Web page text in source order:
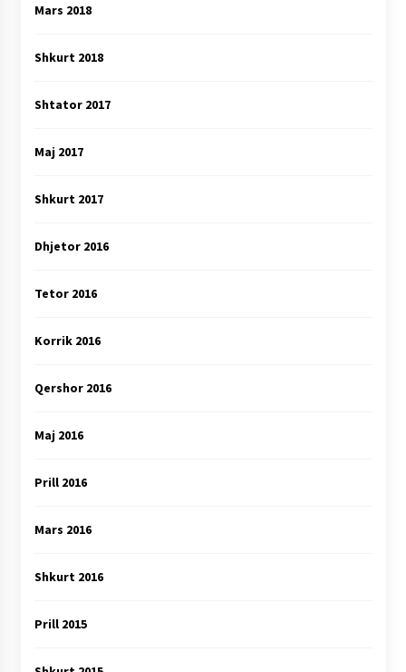
Mars 2018
Shkurt 2018
Shtator 2017
Maj 2017
Shkurt 2017
Dhjetor 2016
Tetor 2016
Korrik 2016
Qershor 2016
Maj 2016
Prill 2016
Mars 2016
Shkurt 2016
Prill 2015